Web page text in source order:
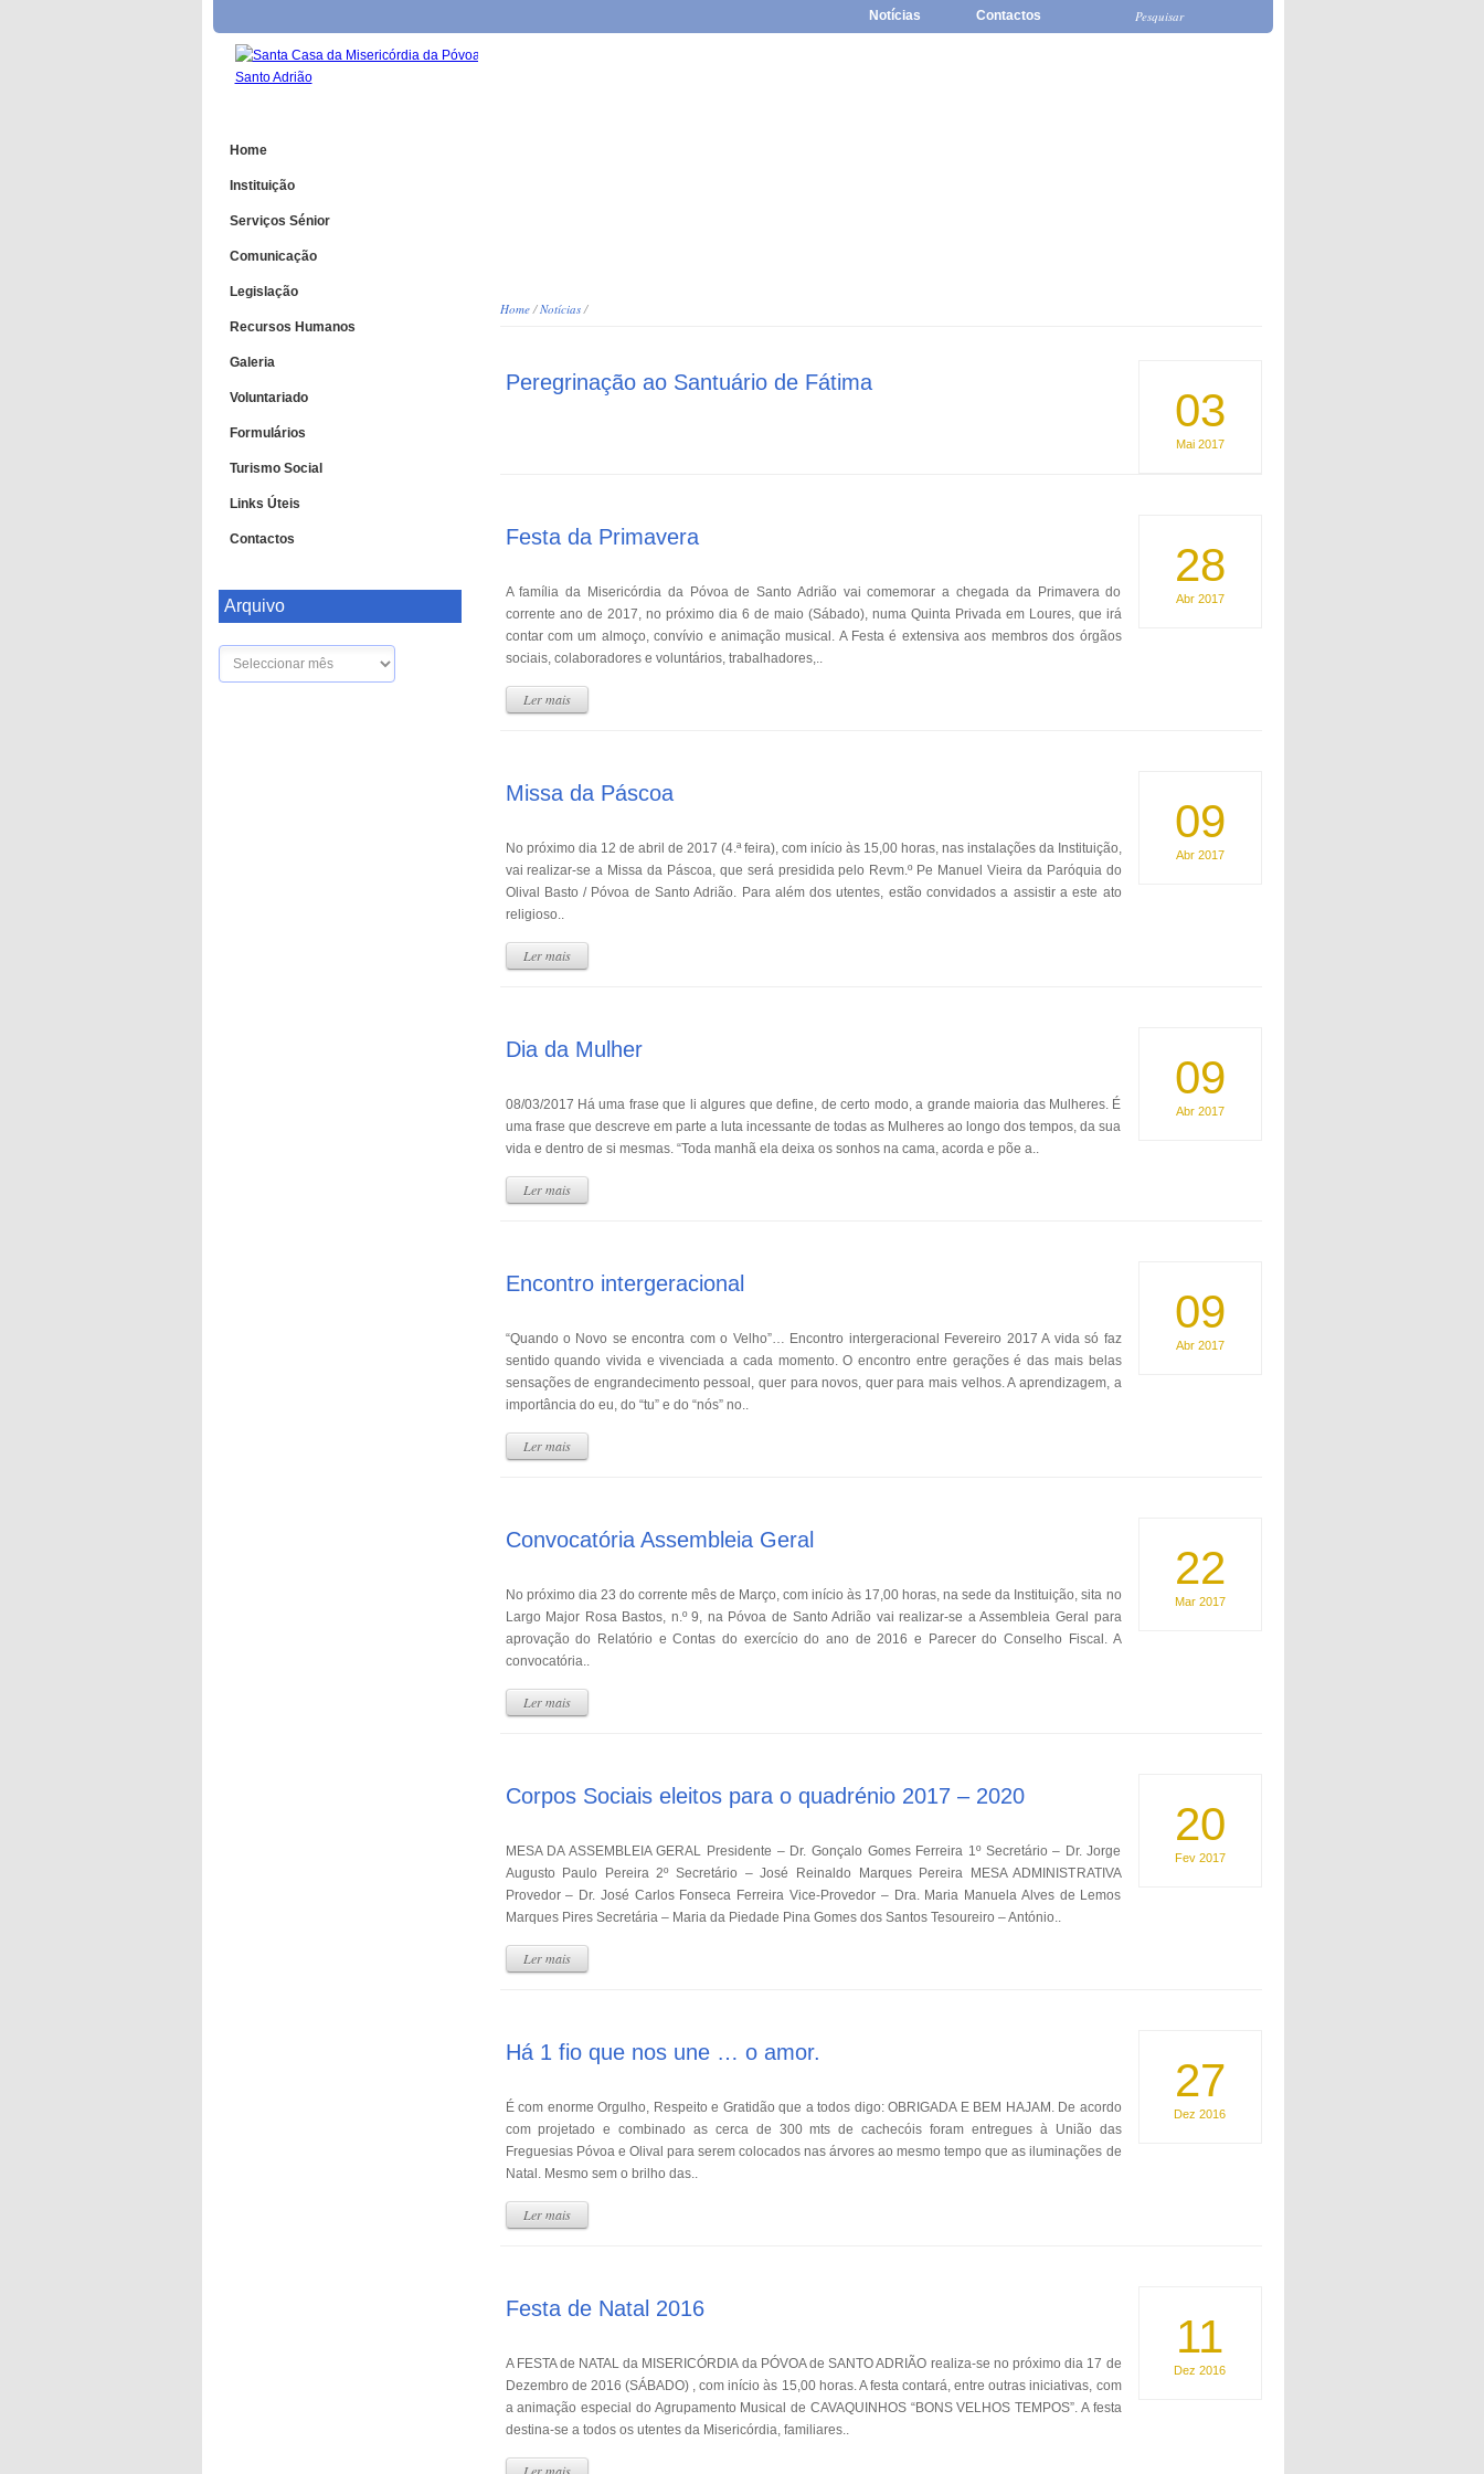
Notícias Contactos
Home
Instituição
Serviços Sénior
Comunicação
Legislação
Recursos Humanos
Galeria
Voluntariado
Formulários
Turismo Social
Links Úteis
Contactos
Arquivo
Arquivo
Home/Notícias/
Peregrinação ao Santuário de Fátima
03
Mai 2017
Festa da Primavera
A família da Misericórdia da Póvoa de Santo Adrião vai comemorar a chegada da Primavera do
corrente ano de 2017, no próximo dia 6 de maio (Sábado), numa Quinta Privada em Loures, que irá
contar com um almoço, convívio e animação musical. A Festa é extensiva aos membros dos órgãos
sociais, colaboradores e voluntários, trabalhadores,..
Ler mais
28
Abr 2017
Missa da Páscoa
No próximo dia 12 de abril de 2017 (4.ª feira), com início às 15,00 horas, nas instalações da Instituição,
vai realizar-se a Missa da Páscoa, que será presidida pelo Revm.º Pe Manuel Vieira da Paróquia do
Olival Basto / Póvoa de Santo Adrião. Para além dos utentes, estão convidados a assistir a este ato
religioso..
Ler mais
09
Abr 2017
Dia da Mulher
08/03/2017 Há uma frase que li algures que define, de certo modo, a grande maioria das Mulheres. É
uma frase que descreve em parte a luta incessante de todas as Mulheres ao longo dos tempos, da sua
vida e dentro de si mesmas. “Toda manhã ela deixa os sonhos na cama, acorda e põe a..
Ler mais
09
Abr 2017
Encontro intergeracional
“Quando o Novo se encontra com o Velho”… Encontro intergeracional Fevereiro 2017 A vida só faz
sentido quando vivida e vivenciada a cada momento. O encontro entre gerações é das mais belas
sensações de engrandecimento pessoal, quer para novos, quer para mais velhos. A aprendizagem, a
importância do eu, do “tu” e do “nós” no..
Ler mais
09
Abr 2017
Convocatória Assembleia Geral
No próximo dia 23 do corrente mês de Março, com início às 17,00 horas, na sede da Instituição, sita no
Largo Major Rosa Bastos, n.º 9, na Póvoa de Santo Adrião vai realizar-se a Assembleia Geral para
aprovação do Relatório e Contas do exercício do ano de 2016 e Parecer do Conselho Fiscal. A
convocatória..
Ler mais
22
Mar 2017
Corpos Sociais eleitos para o quadrénio 2017 – 2020
MESA DA ASSEMBLEIA GERAL Presidente – Dr. Gonçalo Gomes Ferreira 1º Secretário – Dr. Jorge
Augusto Paulo Pereira 2º Secretário – José Reinaldo Marques Pereira MESA ADMINISTRATIVA
Provedor – Dr. José Carlos Fonseca Ferreira Vice-Provedor – Dra. Maria Manuela Alves de Lemos
Marques Pires Secretária – Maria da Piedade Pina Gomes dos Santos Tesoureiro – António..
Ler mais
20
Fev 2017
Há 1 fio que nos une … o amor.
É com enorme Orgulho, Respeito e Gratidão que a todos digo: OBRIGADA E BEM HAJAM. De acordo
com projetado e combinado as cerca de 300 mts de cachecóis foram entregues à União das
Freguesias Póvoa e Olival para serem colocados nas árvores ao mesmo tempo que as iluminações de
Natal. Mesmo sem o brilho das..
Ler mais
27
Dez 2016
Festa de Natal 2016
A FESTA de NATAL da MISERICÓRDIA da PÓVOA de SANTO ADRIÃO realiza-se no próximo dia 17 de
Dezembro de 2016 (SÁBADO) , com início às 15,00 horas. A festa contará, entre outras iniciativas, com
a animação especial do Agrupamento Musical de CAVAQUINHOS “BONS VELHOS TEMPOS”. A festa
destina-se a todos os utentes da Misericórdia, familiares..
11
Dez 2016